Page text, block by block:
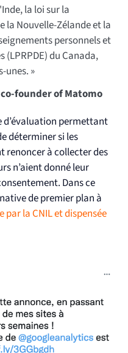
la loi sur la
la Nouvelle-Zélande et la
personnels et
du Canada,
unes. »
founder of Matomo
d’évaluation permettant
déterminer si les
renoncer à collecter des
n’aient donné leur
Dans ce
de premier plan à
par la CNIL et dispensée